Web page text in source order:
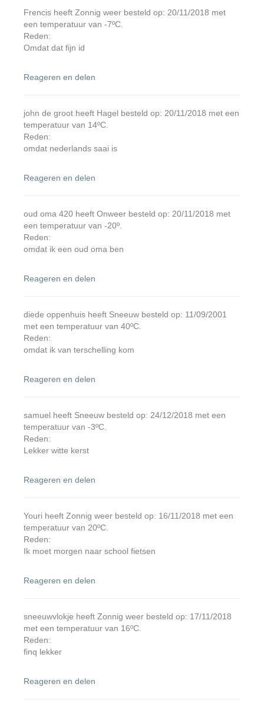
Frencis heeft Zonnig weer besteld op: 20/11/2018 met
een temperatuur van -7ºC.
Reden:
Omdat dat fijn id
Reageren en delen
john de groot heeft Hagel besteld op: 20/11/2018 met een
temperatuur van 14ºC.
Reden:
omdat nederlands saai is
Reageren en delen
oud oma 420 heeft Onweer besteld op: 20/11/2018 met
een temperatuur van -20º.
Reden:
omdat ik een oud oma ben
Reageren en delen
diede oppenhuis heeft Sneeuw besteld op: 11/09/2001
met een temperatuur van 40ºC.
Reden:
omdat ik van terschelling kom
Reageren en delen
samuel heeft Sneeuw besteld op: 24/12/2018 met een
temperatuur van -3ºC.
Reden:
Lekker witte kerst
Reageren en delen
Youri heeft Zonnig weer besteld op: 16/11/2018 met een
temperatuur van 20ºC.
Reden:
Ik moet morgen naar school fietsen
Reageren en delen
sneeuwvlokje heeft Zonnig weer besteld op: 17/11/2018
met een temperatuur van 16ºC.
Reden:
finq lekker
Reageren en delen